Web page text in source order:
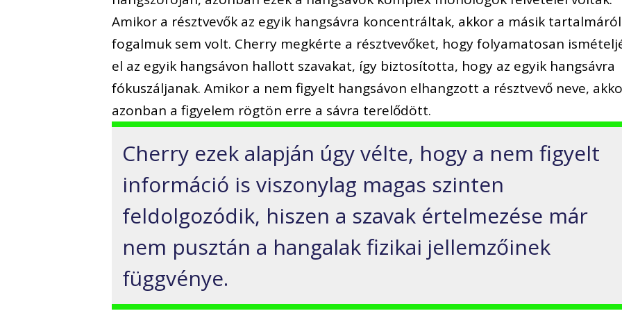
Amikor a résztvevők az egyik hangsávra koncentráltak, akkor a másik tartalmáról
fogalmuk sem volt. Cherry megkérte a résztvevőket, hogy folyamatosan
el az egyik hangsávon hallott szavakat, így biztosította, hogy az egyik hangsávra
fókuszáljanak. Amikor a nem figyelt hangsávon elhangzott a résztvevő neve,
azonban a figyelem rögtön erre a sávra terelődött.
Cherry ezek alapján úgy vélte, hogy a nem figyelt
információ is viszonylag magas szinten
feldolgozódik, hiszen a szavak értelmezése már
nem pusztán a hangalak fizikai jellemzőinek
függvénye.